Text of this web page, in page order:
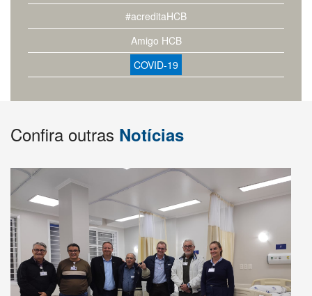
#acreditaHCB
Amigo HCB
COVID-19
Confira outras Notícias